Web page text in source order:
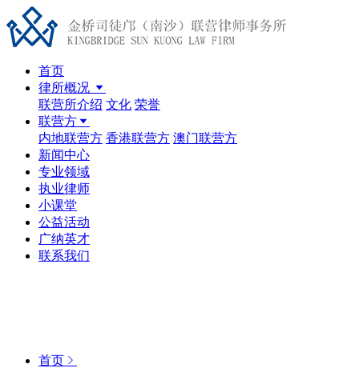
首页
律所概况
联营所介绍 文化 荣誉
联营方
内地联营方 香港联营方 澳门联营方
新闻中心
专业领域
执业律师
小课堂
公益活动
广纳英才
联系我们
首页